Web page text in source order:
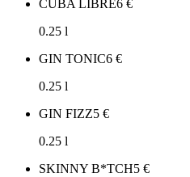
CUBA LIBRE6 €
0.25 l
GIN TONIC6 €
0.25 l
GIN FIZZ5 €
0.25 l
SKINNY B*TCH5 €